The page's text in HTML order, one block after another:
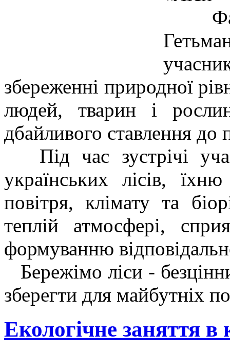
збереженні природної
людей, тварин і
дбайливого ставлення до
Під час зустрічі
українських лісів,
повітря, клімату та
теплій атмосфері,
формуванню
Бережімо ліси -
зберегти для майбутніх
Екологічне заняття в